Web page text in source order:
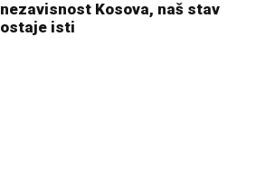
nezavisnost Kosova, naš stav
ostaje isti